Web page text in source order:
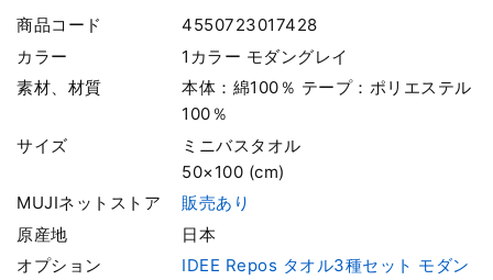
商品コード
4550723017428
カラー
1カラー モダングレイ
素材、材質
本体：綿100％ テープ：ポリエステル
100％
サイズ
ミニバスタオル
50×100 (cm)
MUJIネットストア
販売あり
原産地
日本
オプション
IDEE Repos タオル3種セット モダン